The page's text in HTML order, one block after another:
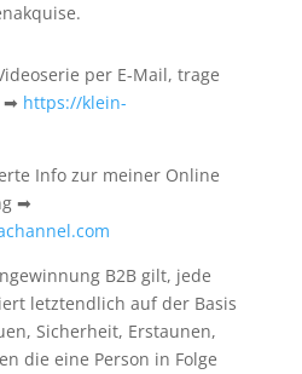
per E-Mail, trage
➡ https://klein-
Info zur meiner Online
➡
B2B gilt, jede
letztendlich auf der Basis
Sicherheit, Erstaunen,
die eine Person in Folge